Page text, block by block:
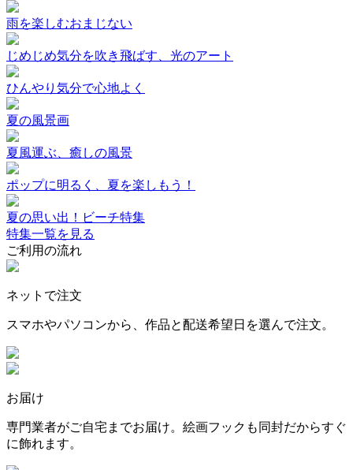
雨を楽しむおまじない
じめじめ気分を吹き飛ばす、光のアート
ひんやり気分で心地よく
夏の風景画
夏風運ぶ、癒しの風景
ポップに明るく、夏を楽しもう！
夏の思い出！ビーチ特集
特集一覧を見る
ご利用の流れ
ネットで注文
スマホやパソコンから、作品と配送希望日を選んで注文。
お届け
専門業者がご自宅までお届け。絵画フックも同封だからすぐ
に飾れます。